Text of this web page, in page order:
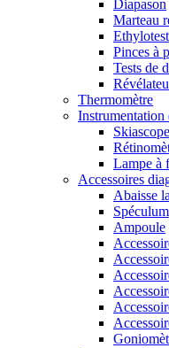
Diapason
Marteau
Ethylotest
Pinces à
Tests de
Thermomètre
Skiascope
Lampe à
Accessoires
Abaisse
Spéculum
Ampoule